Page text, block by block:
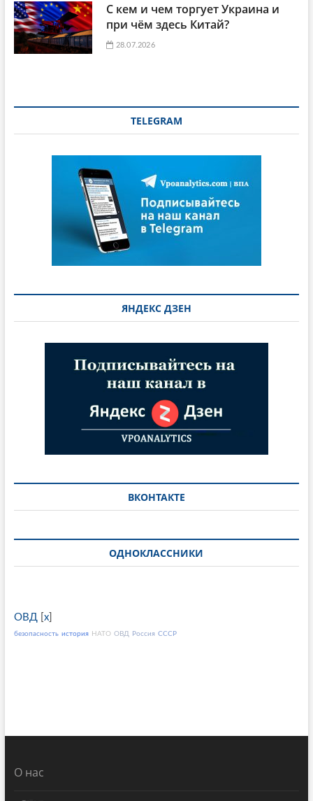
С кем и чем торгует Украина и
при чём здесь Китай?
28.07.2026
TELEGRAM
ЯНДЕКС ДЗЕН
ВКОНТАКТЕ
ОДНОКЛАССНИКИ
ОВД x]
безопасность история НАТО ОВД Россия СССР
О нас